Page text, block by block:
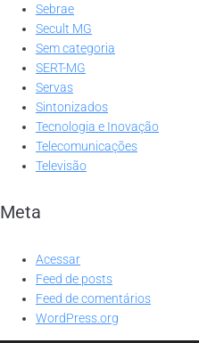
Sebrae
Secult MG
Sem categoria
SERT-MG
Servas
Sintonizados
Tecnologia e Inovação
Telecomunicações
Televisão
Meta
Acessar
Feed de posts
Feed de comentários
WordPress.org